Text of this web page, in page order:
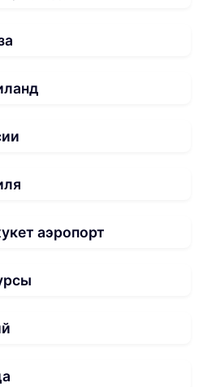
аэропорт